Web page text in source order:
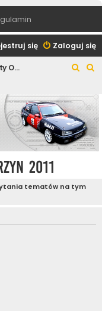
Zaloguj się
się
Zloty Ogólnopolskie Kadett Tuning Klub
u
k
a
u
k
a
j
2011
tematów na tym